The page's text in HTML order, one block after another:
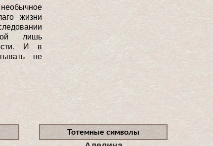
жизни
лишь
И в
не
Тотемные символы